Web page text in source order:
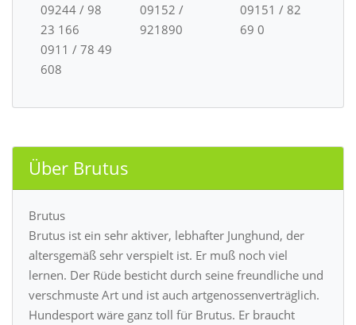
09244 / 98
23 166
0911 / 78 49
608
09152 /
921890
09151 / 82
69 0
Über Brutus
Brutus
Brutus ist ein sehr aktiver, lebhafter Junghund, der
altersgemäß sehr verspielt ist. Er muß noch viel
lernen. Der Rüde besticht durch seine freundliche und
verschmuste Art und ist auch artgenossenverträglich.
Hundesport wäre ganz toll für Brutus. Er braucht